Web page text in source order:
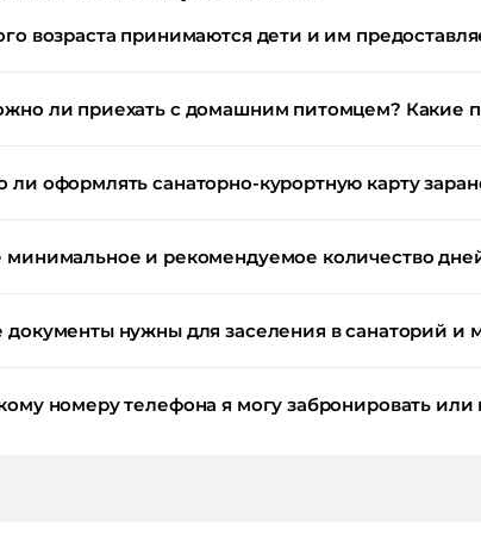
возраста принимаются дети и им
ли приехать с домашним питомцем? Какие
ли оформлять санаторно-курортную карту
минимальное и рекомендуемое количество
документы нужны для заселения в санаторий и
номеру телефона я могу забронировать